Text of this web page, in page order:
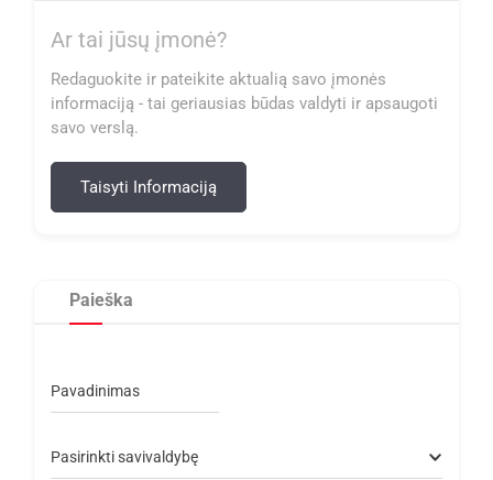
Ar tai jūsų įmonė?
Redaguokite ir pateikite aktualią savo įmonės
informaciją - tai geriausias būdas valdyti ir apsaugoti
savo verslą.
Taisyti Informaciją
Paieška
Pavadinimas
Pasirinkti savivaldybę